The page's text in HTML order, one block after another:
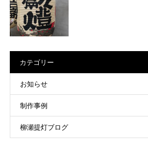
カテゴリー
お知らせ
制作事例
柳瀬提灯ブログ